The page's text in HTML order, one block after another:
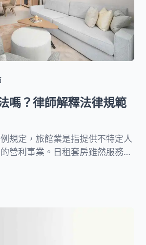
嗎？律師解釋法律規範
規定，旅館業是指提供不特定人
營利事業。日租套房雖然服務品
但性質仍屬於旅宿業，經營者必